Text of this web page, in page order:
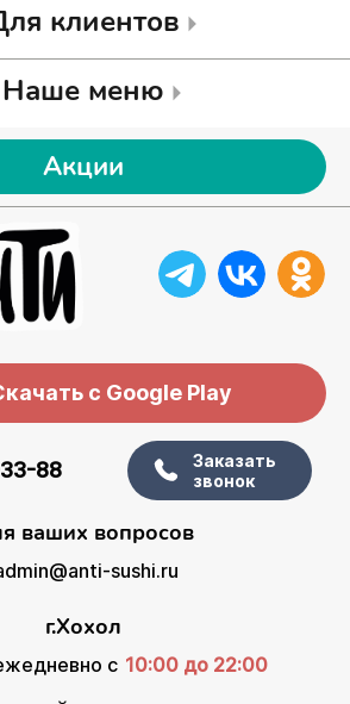
клиентов
Наше меню
Акции
с Google Play
88
Заказать
звонок
ваших вопросов
sushi.ru
г.Хохол
с 10:00 до 22:00